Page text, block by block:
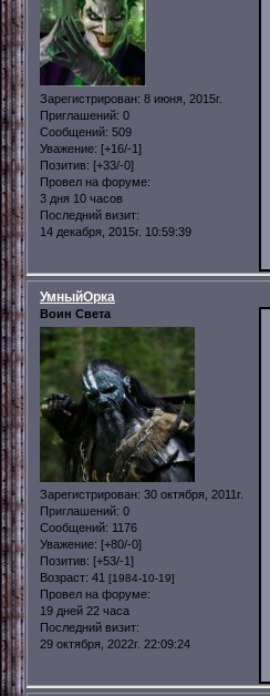
Зарегистрирован: 8 июня, 2015г.
Приглашений: 0
Сообщений: 509
Уважение: [+16/-1]
Позитив: [+33/-0]
Провел на форуме:
3 дня 10 часов
Последний визит:
14 декабря, 2015г. 10:59:39
УмныйОрка
Воин Света
Зарегистрирован: 30 октября, 2011г.
Приглашений: 0
Сообщений: 1176
Уважение: [+80/-0]
Позитив: [+53/-1]
Возраст: 41 [1984-10-19]
Провел на форуме:
19 дней 22 часа
Последний визит:
29 октября, 2022г. 22:09:24